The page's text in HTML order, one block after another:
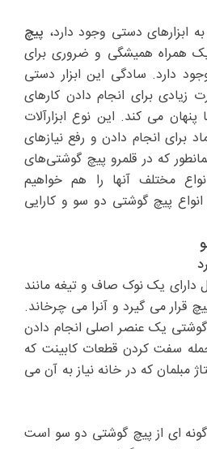
ابزارهای دستی وجود دارد، پیچ
همراه همیشگی و ضروری برای
دارد. سادگی این ابزار دستی
زیادی برای انجام دادن کارهای
می کند. این نوع ابزارآلات
برای انجام دادن و رفع نیازهای
که در قلمرو پیچ گوشتی‌های
مختلف آنها را هم خواهیم
پیچ گوشتی دو سو و کارایی
دارای یک نوک صاف و تیغه مانند
قرار می گیرد و آنرا می چرخاند.
یک عنصر اصلی انجام دادن
سفت کردن قطعات کابینت که
مبلمان که در خانه نیاز به آن می
ای از پیچ گوشتی دو سو است